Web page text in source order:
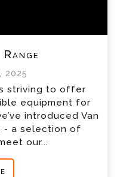
2025
striving to offer
equipment for
introduced Van
- a selection of
our...